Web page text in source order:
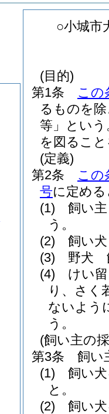
○小城市
(目的)
第1条
この
るものを
等」という
を図るこ
(定義)
第2条
この
号に定め
(1)
飼い
う。
(2)
飼い
(3)
野犬
(4)
けい
り、さく
ないよう
う。
(飼い主の
第3条
飼い
(1)
飼い
と。
(2)
飼い